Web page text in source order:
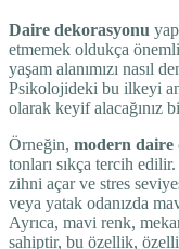
Daire dekorasyonu
etmemek oldukça
yaşam alanımızı nasıl
Psikolojideki bu ilkeyi
olarak keyif alacağınız
Örneğin, modern daire
tonları sıkça tercih
zihni açar ve stres
veya yatak odanızda
Ayrıca, mavi renk,
sahiptir, bu özellik,